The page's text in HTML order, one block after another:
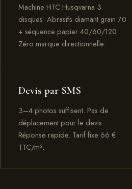
Machine HTC Husqvarna 3
disques. Abrasifs diamant grain 70
+ séquence papier 40/60/120.
Zéro marque directionnelle.
Devis par SMS
3–4 photos suffisent. Pas de
déplacement pour le devis.
Réponse rapide. Tarif fixe 66 €
TTC/m².